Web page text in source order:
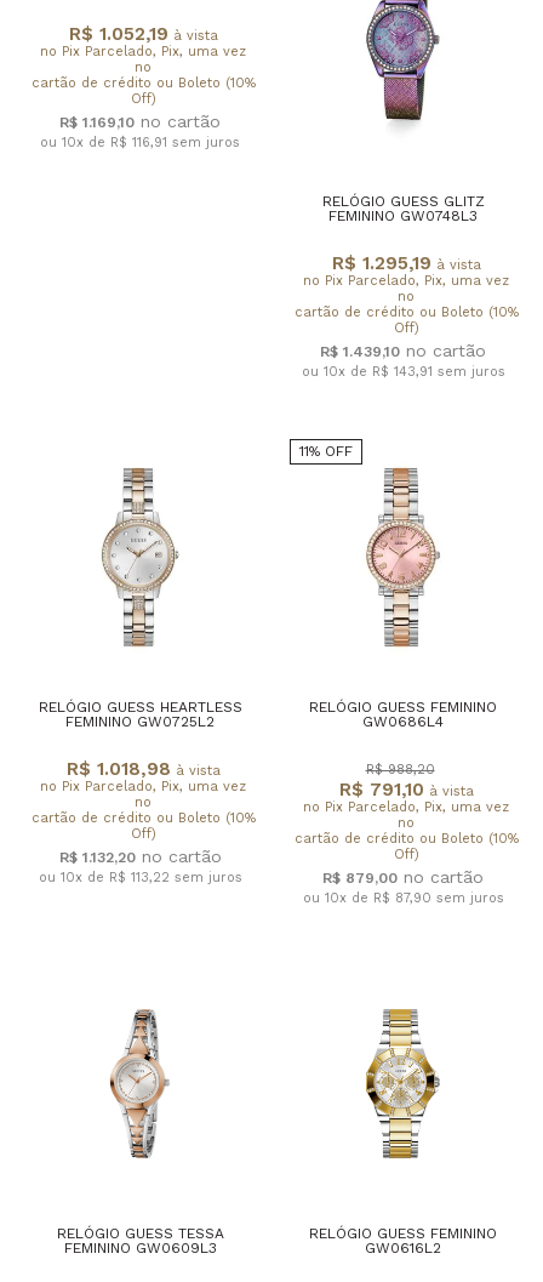
R$ 1.052,19 à vista
no Pix Parcelado, Pix, uma vez
no
cartão de crédito ou Boleto (10%
Off)
R$ 1.169,10
ou 10x de R$ 116,91 sem juros
RELÓGIO GUESS GLITZ
FEMININO GW0748L3
R$ 1.295,19 à vista
no Pix Parcelado, Pix, uma vez
no
cartão de crédito ou Boleto (10%
Off)
R$ 1.439,10
ou 10x de R$ 143,91 sem juros
RELÓGIO GUESS HEARTLESS
FEMININO GW0725L2
R$ 1.018,98 à vista
no Pix Parcelado, Pix, uma vez
no
cartão de crédito ou Boleto (10%
Off)
R$ 1.132,20
ou 10x de R$ 113,22 sem juros
11% OFF
RELÓGIO GUESS FEMININO
GW0686L4
R$ 791,10 à vista
no Pix Parcelado, Pix, uma vez
no
cartão de crédito ou Boleto (10%
Off)
R$ 988,20
R$ 879,00
ou 10x de R$ 87,90 sem juros
RELÓGIO GUESS TESSA
FEMININO GW0609L3
RELÓGIO GUESS FEMININO
GW0616L2